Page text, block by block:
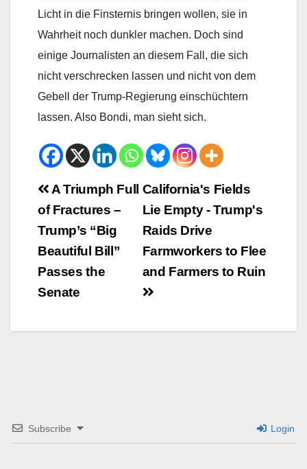
Licht in die Finsternis bringen wollen, sie in
Wahrheit noch dunkler machen. Doch sind
einige Journalisten an diesem Fall, die sich
nicht verschrecken lassen und nicht von dem
Gebell der Trump-Regierung einschüchtern
lassen. Also Bondi, man sieht sich.
Beitrags-
Navigation
California's Fields
Lie Empty - Trump's
Raids Drive
Farmworkers to Flee
and Farmers to Ruin
A Triumph Full
of Fractures –
Trump’s “Big
Beautiful Bill”
Passes the
Senate
Subscribe Login